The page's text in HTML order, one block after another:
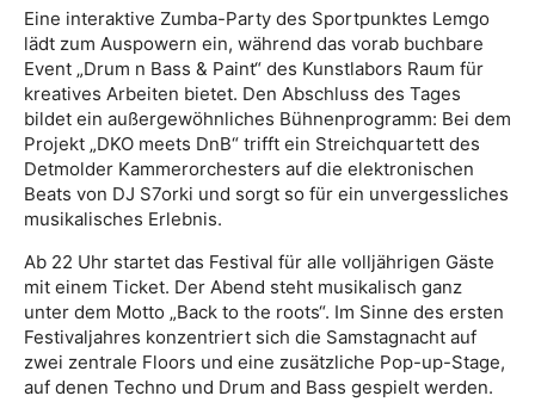
Eine interaktive Zumba-Party des Sportpunktes Lemgo
lädt zum Auspowern ein, während das vorab buchbare
Event „Drum n Bass & Paint“ des Kunstlabors Raum für
kreatives Arbeiten bietet. Den Abschluss des Tages
bildet ein außergewöhnliches Bühnenprogramm: Bei dem
Projekt „DKO meets DnB“ trifft ein Streichquartett des
Detmolder Kammerorchesters auf die elektronischen
Beats von DJ S7orki und sorgt so für ein unvergessliches
musikalisches Erlebnis.
Ab 22 Uhr startet das Festival für alle volljährigen Gäste
mit einem Ticket. Der Abend steht musikalisch ganz
unter dem Motto „Back to the roots“. Im Sinne des ersten
Festivaljahres konzentriert sich die Samstagnacht auf
zwei zentrale Floors und eine zusätzliche Pop-up-Stage,
auf denen Techno und Drum and Bass gespielt werden.